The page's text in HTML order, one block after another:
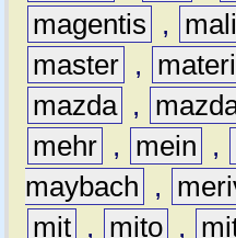
magentis
,
master ,
mazda ,
mehr , mein ,
maybach
,
mit , mito ,